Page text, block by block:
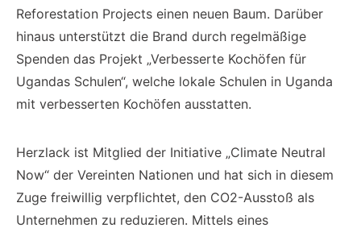
Reforestation Projects einen neuen Baum. Darüber
hinaus unterstützt die Brand durch regelmäßige
Spenden das Projekt „Verbesserte Kochöfen für
Ugandas Schulen“, welche lokale Schulen in Uganda
mit verbesserten Kochöfen ausstatten.
Herzlack ist Mitglied der Initiative „Climate Neutral
Now“ der Vereinten Nationen und hat sich in diesem
Zuge freiwillig verpflichtet, den CO2-Ausstoß als
Unternehmen zu reduzieren. Mittels eines